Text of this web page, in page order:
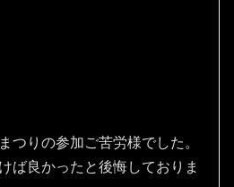
つりの参加ご苦労様でした。
ば良かったと後悔しておりま